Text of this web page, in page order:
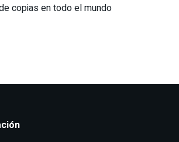
copias en todo el mundo